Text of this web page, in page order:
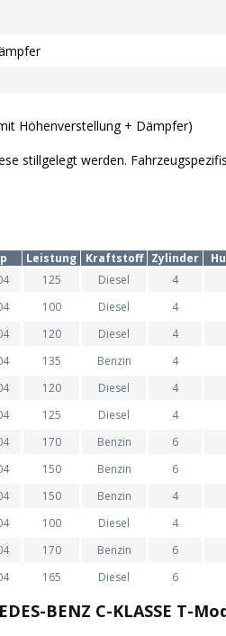
Höhenverstellung + Dämpfer)
stillgelegt werden.
Leistung Kraftstoff Zylinder
125 Diesel 4
100 Diesel 4
120 Diesel 4
135 Benzin 4
120 Diesel 4
125 Diesel 4
170 Benzin 6
150 Benzin 6
150 Benzin 4
100 Diesel 4
170 Benzin 6
165 Diesel 6
BENZ C-KLASSE T-